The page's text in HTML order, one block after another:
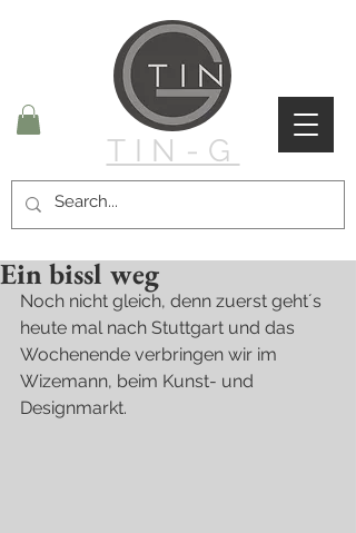
TIN-G
Ein bissl weg
Noch nicht gleich, denn zuerst geht´s
heute mal nach Stuttgart und das
Wochenende verbringen wir im
Wizemann, beim Kunst- und
Designmarkt.